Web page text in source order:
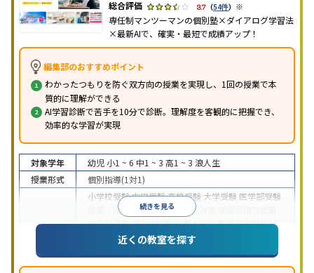
3.7 （54件） ※
専任制マンツーマンの個別塾×ダイアログ学習法
×最新AIで、確実・最短で成績アップ！
編集部のおすすめポイント
わかったつもりを防ぐ双方向の授業を実現し、1回の授業で本
質的に理解ができる
AI学習診断で苦手を10分で診断。理解度を客観的に把握でき、
効率的な学習が実現
続きを見る
対象学年 幼児 小1 ~ 6 中1 ~ 3 高1 ~ 3 浪人生
授業形式
個別指導(1対1)
小学校受験中学受験高校受験 大学受験 医学部受験
授業・定期テスト対策
内申点対策
総合型選抜(旧AO)対策推薦入試対策学校別特化対
国公立大対策私大対策 共通テスト対策
語・英会話特化対策その他科目別特化対策
近くの教室を探す